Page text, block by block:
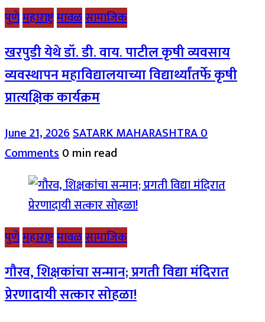
पुणेमहाराष्ट्रमावळसामाजिक
खरपुडी येथे डॉ. डी. वाय. पाटील कृषी व्यवसाय
व्यवस्थापन महाविद्यालयाच्या विद्यार्थ्यांतर्फे कृषी
प्रात्यक्षिक कार्यक्रम
June 21, 2026SATARK MAHARASHTRA0
Comments0 min read
पुणेमहाराष्ट्रमावळसामाजिक
गौरव, शिक्षकांचा सन्मान; प्रगती विद्या मंदिरात
प्रेरणादायी सत्कार सोहळा!